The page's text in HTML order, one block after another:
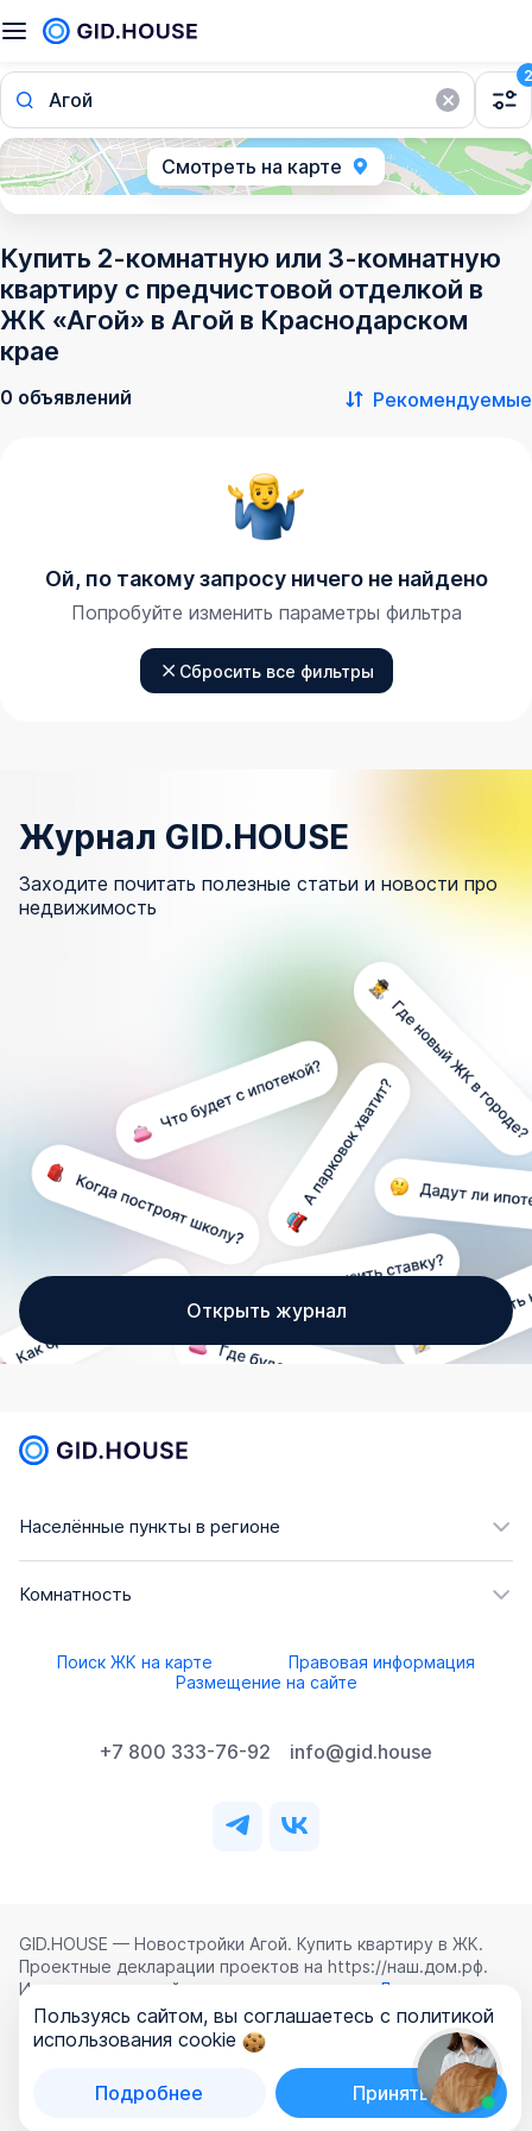
Агой
2
Смотреть на карте
Купить 2-комнатную или 3-комнатную
квартиру с предчистовой отделкой в
ЖК «Агой» в Агой в Краснодарском
крае
0 объявлений Рекомендуемые
Ой, по такому запросу ничего не найдено
Попробуйте изменить параметры фильтра
Сбросить все фильтры
Журнал GID.HOUSE
Заходите почитать полезные статьи и новости про
недвижимость
Открыть журнал
Населённые пункты в регионе
Комнатность
Поиск ЖК на карте
Правовая информация
Размещение на сайте
+7 800 333-76-92 info@gid.house
GID.HOUSE — Новостройки Агой. Купить квартиру в ЖК.
Проектные декларации проектов на https://наш.дом.рф.
Использование сайта означает согласие с
Лицензионным
соглашением ,Политикой конфиденциальностии
Политикой обработки персональных данных
ООО «ГИД.ХАУЗ»
Пользуясь сайтом, вы соглашаетесь с политикой
использования cookie
Подробнее Принять